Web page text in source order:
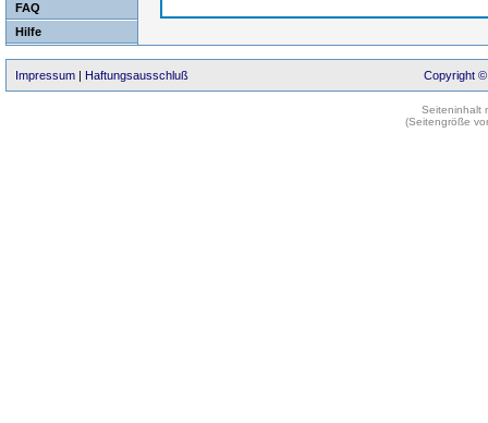
FAQ
Hilfe
Impressum | Haftungsausschluß Copyright ©
Seiteninhalt
(Seitengröße